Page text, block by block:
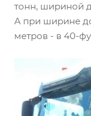
тонн, шириной
А при ширине
метров - в 40-